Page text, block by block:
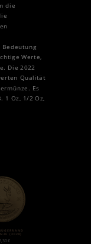
die
Werte,
Die 2022
Qualität
Es
1 Oz, 1/2 Oz,
(2020)
€